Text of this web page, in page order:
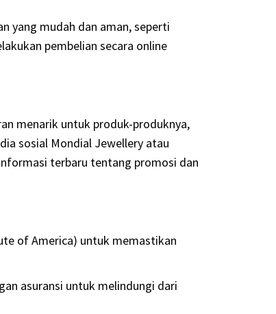
yang mudah dan aman, seperti
pembelian secara online
menarik untuk produk-produknya,
sosial Mondial Jewellery atau
terbaru tentang promosi dan
of America) untuk memastikan
asuransi untuk melindungi dari